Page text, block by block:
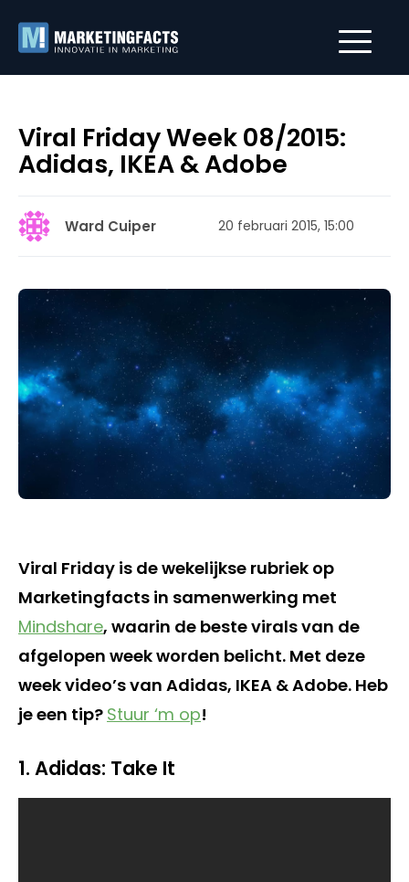
Viral Friday Week 08/2015:
Adidas, IKEA & Adobe
Ward Cuiper 20 februari 2015, 15:00
Viral Friday is de wekelijkse rubriek op
Marketingfacts in samenwerking met
Mindshare, waarin de beste virals van de
afgelopen week worden belicht. Met deze
week video’s van Adidas, IKEA & Adobe. Heb
je een tip? Stuur ‘m op!
1. Adidas: Take It